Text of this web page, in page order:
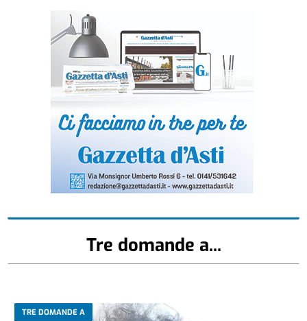
Tre domande a...
TRE DOMANDE A